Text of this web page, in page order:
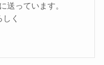
送っています。
く